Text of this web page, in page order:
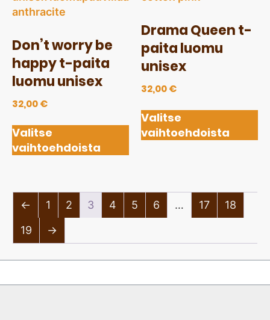
Don’t worry be
happy t-paita
luomu unisex
32,00€
Valitse
vaihtoehdoista
Drama Queen t-
paita luomu
unisex
32,00€
Valitse
vaihtoehdoista
← 1 2 3 4 5 6 … 17
18
19
→